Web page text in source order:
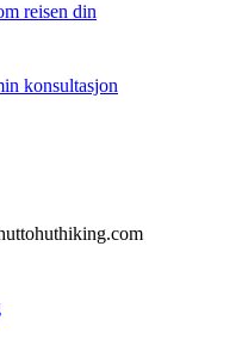
reisen din
konsultasjon